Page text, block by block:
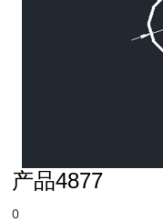
产品4877
0